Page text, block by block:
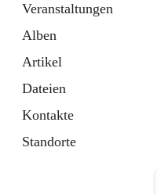
Veranstaltungen
Alben
Artikel
Dateien
Kontakte
Standorte